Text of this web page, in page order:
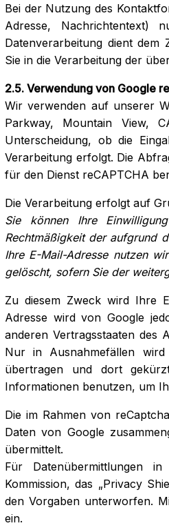
Bei der Nutzung des
Adresse,
Datenverarbeitung dient
Sie in die Verarbeitung der
2.5. Verwendung von Google
Wir verwenden auf unserer
Parkway, Mountain View,
Unterscheidung, ob die
Verarbeitung erfolgt. Die
für den Dienst reCAPTCHA
Die Verarbeitung erfolgt auf
Sie können Ihre
Rechtmäßigkeit der aufgrund
Ihre E-Mail-Adresse nutzen
gelöscht, sofern Sie der
Zu diesem Zweck wird Ihre
Adresse wird von Google
anderen Vertragsstaaten des
Nur in Ausnahmefällen
übertragen und dort
Informationen benutzen, um
Die im Rahmen von
Daten von Google
übermittelt.
Für Datenübermittlungen
Kommission, das „Privacy
den Vorgaben unterworfen.
ein.